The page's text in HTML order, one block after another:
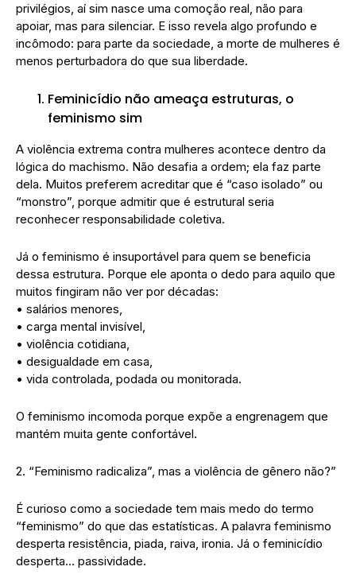
privilégios, aí sim nasce uma comoção real, não para
apoiar, mas para silenciar. E isso revela algo profundo e
incômodo: para parte da sociedade, a morte de mulheres é
menos perturbadora do que sua liberdade.
Feminicídio não ameaça estruturas, o
feminismo sim
A violência extrema contra mulheres acontece dentro da
lógica do machismo. Não desafia a ordem; ela faz parte
dela. Muitos preferem acreditar que é “caso isolado” ou
“monstro”, porque admitir que é estrutural seria
reconhecer responsabilidade coletiva.
Já o feminismo é insuportável para quem se beneficia
dessa estrutura. Porque ele aponta o dedo para aquilo que
muitos fingiram não ver por décadas:
• salários menores,
• carga mental invisível,
• violência cotidiana,
• desigualdade em casa,
• vida controlada, podada ou monitorada.
O feminismo incomoda porque expõe a engrenagem que
mantém muita gente confortável.
2. “Feminismo radicaliza”, mas a violência de gênero não?”
É curioso como a sociedade tem mais medo do termo
“feminismo” do que das estatísticas. A palavra feminismo
desperta resistência, piada, raiva, ironia. Já o feminicídio
desperta… passividade.